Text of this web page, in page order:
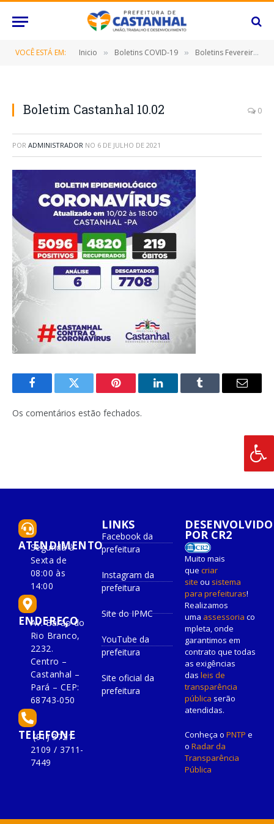
VOCÊ ESTÁ EM: Inicio » Boletins COVID-19 » Boletins Fevereiro
Boletim Castanhal 10.02 0
POR ADMINISTRADOR NO 6 DE JULHO DE 2021
FacebookTwitter Pinterest O
Tumblr
E-
Os comentários estão fechados.
ATENDIMENTO
Segunda à
Sexta de
08:00 às
14:00
ENDEREÇO
Av. Barão do
Rio Branco,
2232.
Centro –
Castanhal –
Pará – CEP:
68743-050
TELEFONE
(91) 3721-
2109 / 3711-
7449
LINKS
Facebook da
prefeitura
Instagram da
prefeitura
Site do IPMC
YouTube da
prefeitura
Site oficial da
prefeitura
DESENVOLVIDO
POR CR2
Muito mais
que criar
site ou sistema
para prefeituras!
Realizamos
uma assessoria co
mpleta, onde
garantimos em
contrato que todas
as exigências
das leis de
transparência
pública serão
atendidas.
Conheça o PNTP e
o Radar da
Transparência
Pública